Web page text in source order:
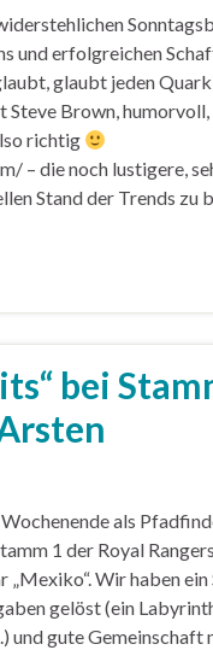
und erfolgreichen
glaubt jeden
Steve Brown,
richtig
– die noch lustigere,
Stand der Trends zu
bei
als
1 der Royal
„Mexiko“. Wir haben
gelöst (ein
und gute Gemeinschaft